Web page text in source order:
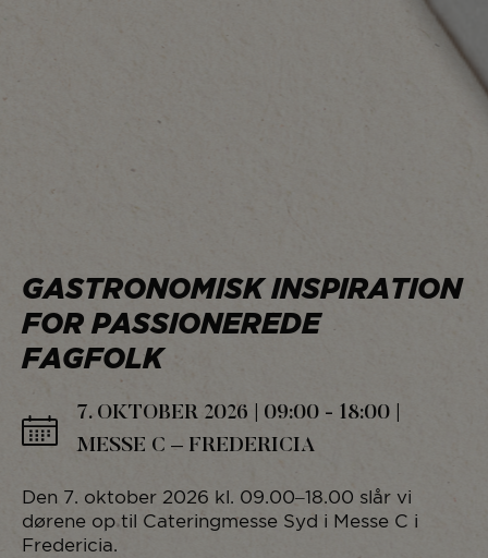
GASTRONOMISK INSPIRATION
FOR PASSIONEREDE
FAGFOLK
7. OKTOBER 2026 | 09:00 - 18:00 |
MESSE C – FREDERICIA
Den 7. oktober 2026 kl. 09.00–18.00 slår vi
dørene op til Cateringmesse Syd i Messe C i
Fredericia.